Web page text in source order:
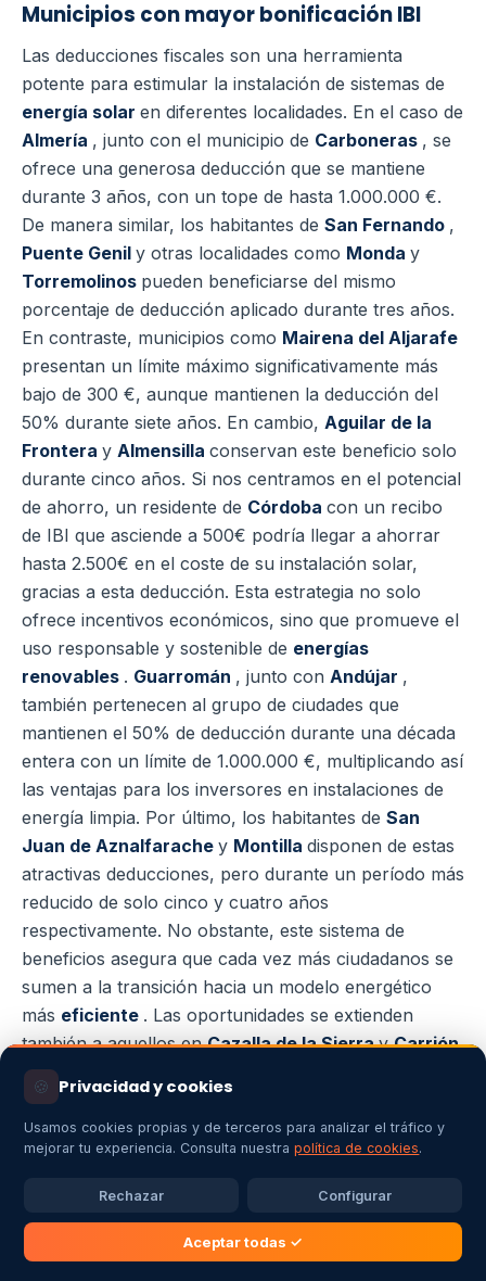
Municipios con mayor bonificación IBI
Las deducciones fiscales son una herramienta
potente para estimular la instalación de sistemas de
energía solar en diferentes localidades. En el caso de
Almería , junto con el municipio de Carboneras , se
ofrece una generosa deducción que se mantiene
durante 3 años, con un tope de hasta 1.000.000 €.
De manera similar, los habitantes de San Fernando ,
Puente Genil y otras localidades como Monda y
Torremolinos pueden beneficiarse del mismo
porcentaje de deducción aplicado durante tres años.
En contraste, municipios como Mairena del Aljarafe
presentan un límite máximo significativamente más
bajo de 300 €, aunque mantienen la deducción del
50% durante siete años. En cambio, Aguilar de la
Frontera y Almensilla conservan este beneficio solo
durante cinco años. Si nos centramos en el potencial
de ahorro, un residente de Córdoba con un recibo
de IBI que asciende a 500€ podría llegar a ahorrar
hasta 2.500€ en el coste de su instalación solar,
gracias a esta deducción. Esta estrategia no solo
ofrece incentivos económicos, sino que promueve el
uso responsable y sostenible de energías
renovables . Guarromán , junto con Andújar ,
también pertenecen al grupo de ciudades que
mantienen el 50% de deducción durante una década
entera con un límite de 1.000.000 €, multiplicando así
las ventajas para los inversores en instalaciones de
energía limpia. Por último, los habitantes de San
Juan de Aznalfarache y Montilla disponen de estas
atractivas deducciones, pero durante un período más
reducido de solo cinco y cuatro años
respectivamente. No obstante, este sistema de
beneficios asegura que cada vez más ciudadanos se
sumen a la transición hacia un modelo energético
más eficiente . Las oportunidades se extienden
también a aquellos enCazalla de la SierrayCarrión
de los Céspedes
deducciones durante cuatro y tres años,
respectivamente. Esta política fiscal está diseñada
para motivar a los residentes de diversas localidades,
, contribuyendo así a un entorno más
🍪 Privacidad y cookies
Usamos cookies propias y de terceros para analizar el tráfico y
mejorar tu experiencia. Consulta nuestrapolítica de cookies.
Rechazar Configurar
Aceptar todas ✓